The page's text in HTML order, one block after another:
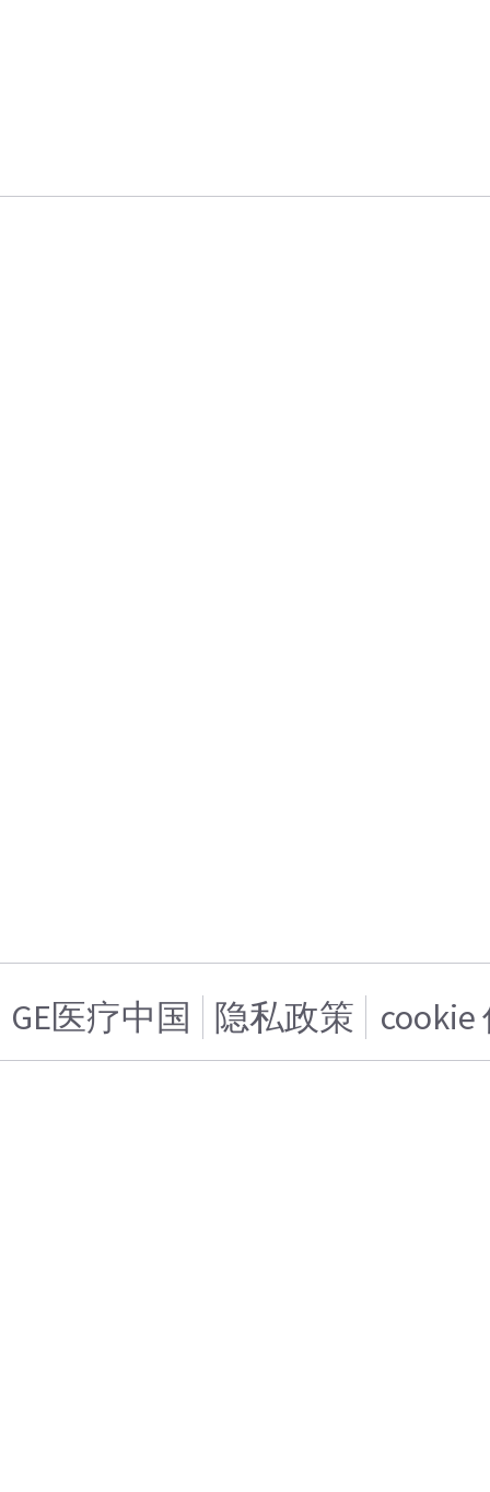
GE医疗中国 隐私政策 cookie